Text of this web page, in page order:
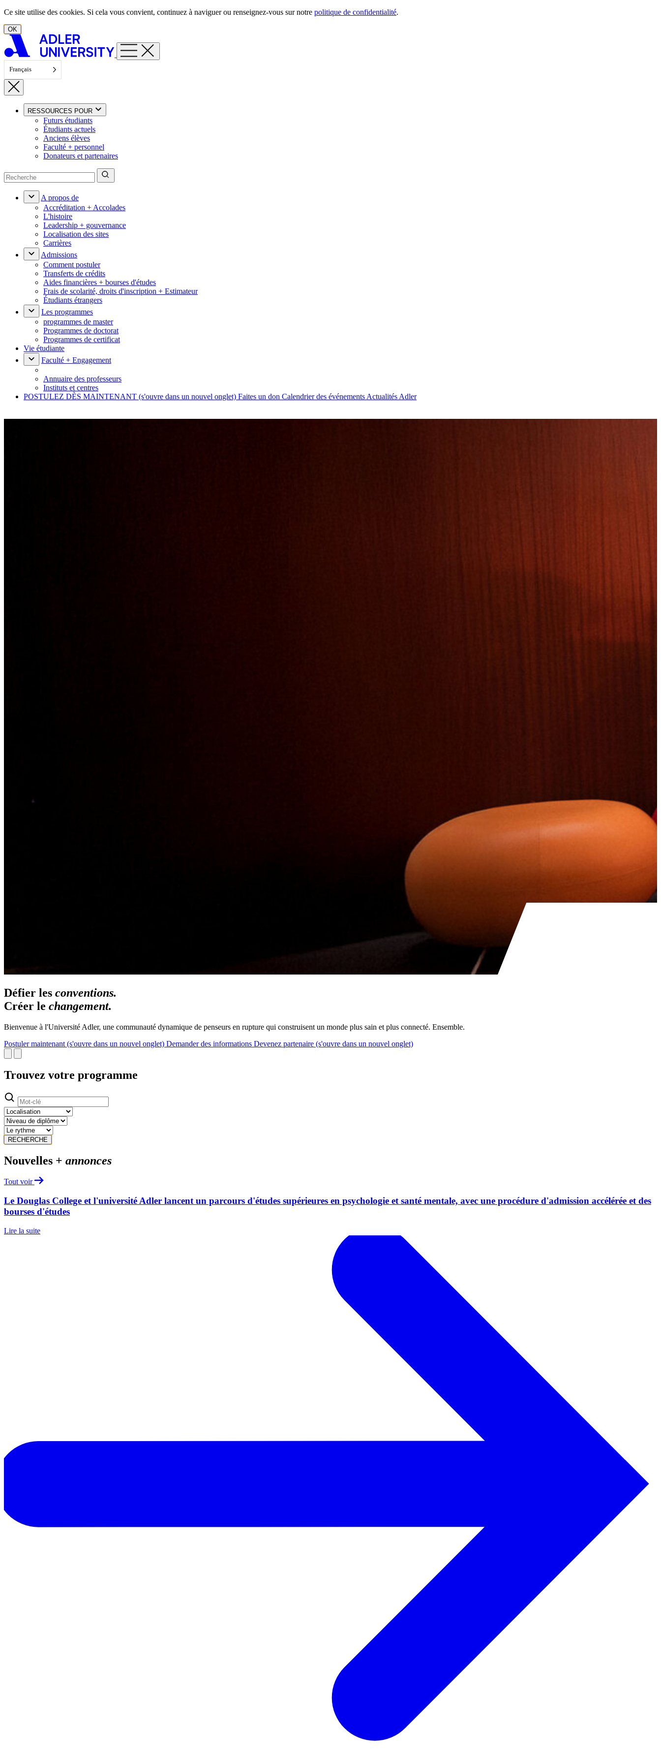
Aller au contenu
Ce site utilise des cookies. Si cela vous convient, continuez à naviguer ou renseignez-vous sur notre politique de confidentialité.
OK
Français
RESSOURCES POUR
Futurs étudiants
Étudiants actuels
Anciens élèves
Faculté + personnel
Donateurs et partenaires
A propos de
Accréditation + Accolades
L'histoire
Leadership + gouvernance
Localisation des sites
Carrières
Admissions
Comment postuler
Transferts de crédits
Aides financières + bourses d'études
Frais de scolarité, droits d'inscription + Estimateur
Étudiants étrangers
Les programmes
programmes de master
Programmes de doctorat
Programmes de certificat
Vie étudiante
Faculté + Engagement
Annuaire des professeurs
Instituts et centres
POSTULEZ DÈS MAINTENANT (s'ouvre dans un nouvel onglet) Faites un don Calendrier des événements Actualités Adler
Défier les conventions.
Créer le changement.
Bienvenue à l'Université Adler, une communauté dynamique de penseurs en rupture qui construisent un monde plus sain et plus connecté. Ensemble.
Postuler maintenant (s'ouvre dans un nouvel onglet) Demander des informations Devenez partenaire (s'ouvre dans un nouvel onglet)
Trouvez votre programme
RECHERCHE
Nouvelles + annonces
Tout voir
Le Douglas College et l'université Adler lancent un parcours d'études supérieures en psychologie et santé mentale, avec une procédure d'admission accélérée et des
bourses d'études
Lire la suite